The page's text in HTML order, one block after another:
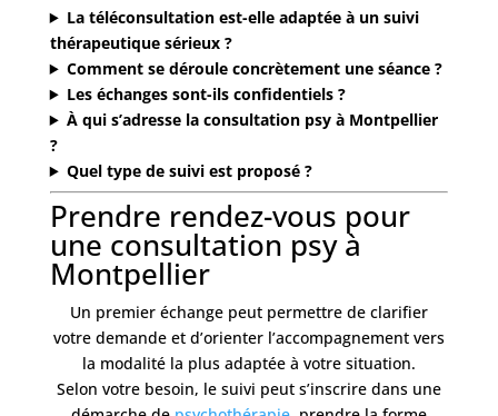
La téléconsultation est-elle adaptée à un suivi
thérapeutique sérieux ?
Comment se déroule concrètement une séance ?
Les échanges sont-ils confidentiels ?
À qui s’adresse la consultation psy à Montpellier
?
Quel type de suivi est proposé ?
Prendre rendez-vous pour
une consultation psy à
Montpellier
Un premier échange peut permettre de clarifier
votre demande et d’orienter l’accompagnement vers
la modalité la plus adaptée à votre situation.
Selon votre besoin, le suivi peut s’inscrire dans une